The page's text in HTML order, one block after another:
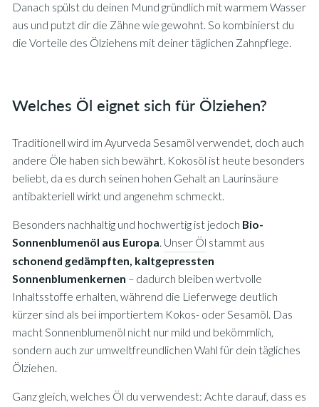
Danach spülst du deinen Mund gründlich mit warmem Wasser
aus und putzt dir die Zähne wie gewohnt. So kombinierst du
die Vorteile des Ölziehens mit deiner täglichen Zahnpflege.
Welches Öl eignet sich für Ölziehen?
Traditionell wird im Ayurveda Sesamöl verwendet, doch auch
andere Öle haben sich bewährt. Kokosöl ist heute besonders
beliebt, da es durch seinen hohen Gehalt an Laurinsäure
antibakteriell wirkt und angenehm schmeckt.
Besonders nachhaltig und hochwertig ist jedoch Bio-
Sonnenblumenöl aus Europa. Unser Öl stammt aus
schonend gedämpften, kaltgepressten
Sonnenblumenkernen – dadurch bleiben wertvolle
Inhaltsstoffe erhalten, während die Lieferwege deutlich
kürzer sind als bei importiertem Kokos- oder Sesamöl. Das
macht Sonnenblumenöl nicht nur mild und bekömmlich,
sondern auch zur umweltfreundlichen Wahl für dein tägliches
Ölziehen.
Ganz gleich, welches Öl du verwendest: Achte darauf, dass es